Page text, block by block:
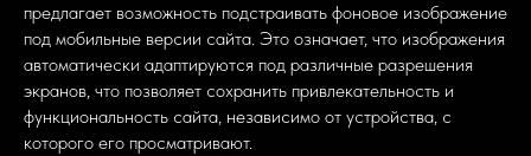
предлагает возможность подстраивать фоновое изображение
под мобильные версии сайта. Это означает, что изображения
автоматически адаптируются под различные разрешения
экранов, что позволяет сохранить привлекательность и
функциональность сайта, независимо от устройства, с
которого его просматривают.